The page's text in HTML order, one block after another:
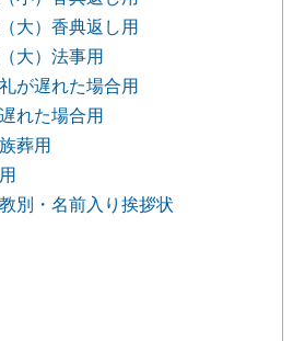
大）香典返し用
大）法事用
が遅れた場合用
れた場合用
葬用
別・名前入り挨拶状